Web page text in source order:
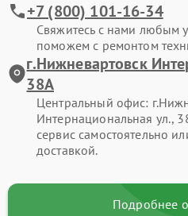
+7 (800) 101-16-34
Свяжитесь с нами любым
поможем с ремонтом
г.Нижневартовск
38А
Центральный офис:
Интернациональная ул.,
сервис самостоятельно
доставкой.
Подробнее